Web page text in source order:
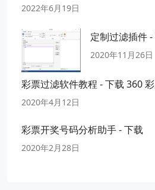
2022年6月19日
定制过滤插件 -
2020年11月26日
彩票过滤软件教程 - 下载 360
2020年4月12日
彩票开奖号码分析助手 - 下载
2020年2月28日